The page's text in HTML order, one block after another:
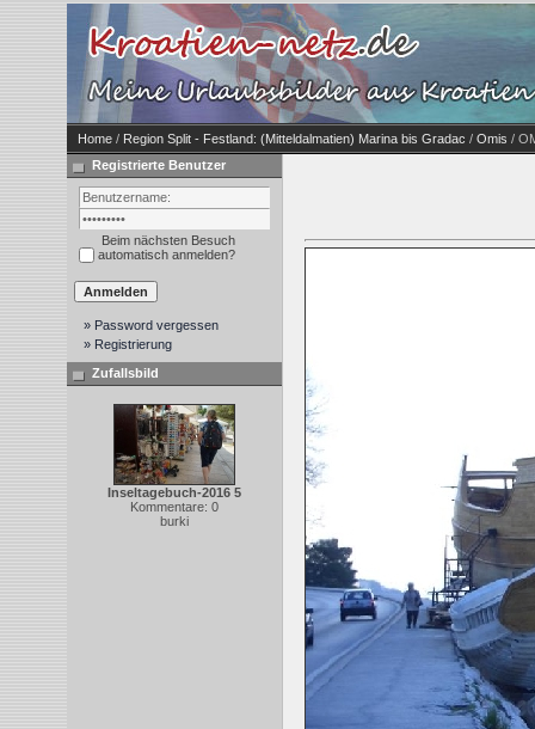
Home/ Region Split - Festland: (Mitteldalmatien) Marina bis Gradac / Omis /
Registrierte Benutzer
Beim nächsten Besuch
automatisch anmelden?
» Password vergessen
» Registrierung
Zufallsbild
Inseltagebuch-2016 5
Kommentare: 0
burki